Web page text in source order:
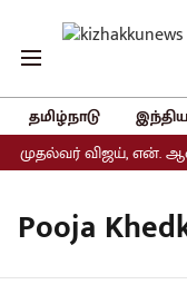
தமிழ்நாடு
முதல்வர் விஜய், என்.
Pooja